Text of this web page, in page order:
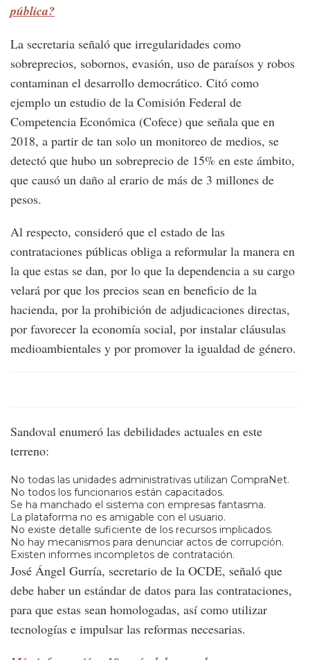
pública?
La secretaria señaló que irregularidades como
sobreprecios, sobornos, evasión, uso de paraísos y robos
contaminan el desarrollo democrático. Citó como
ejemplo un estudio de la Comisión Federal de
Competencia Económica (Cofece) que señala que en
2018, a partir de tan solo un monitoreo de medios, se
detectó que hubo un sobreprecio de 15% en este ámbito,
que causó un daño al erario de más de 3 millones de
pesos.
Al respecto, consideró que el estado de las
contrataciones públicas obliga a reformular la manera en
la que estas se dan, por lo que la dependencia a su cargo
velará por que los precios sean en beneficio de la
hacienda, por la prohibición de adjudicaciones directas,
por favorecer la economía social, por instalar cláusulas
medioambientales y por promover la igualdad de género.
Sandoval enumeró las debilidades actuales en este
terreno:
No todas las unidades administrativas utilizan CompraNet.
No todos los funcionarios están capacitados.
Se ha manchado el sistema con empresas fantasma.
La plataforma no es amigable con el usuario.
No existe detalle suficiente de los recursos implicados.
No hay mecanismos para denunciar actos de corrupción.
Existen informes incompletos de contratación.
José Ángel Gurría, secretario de la OCDE, señaló que
debe haber un estándar de datos para las contrataciones,
para que estas sean homologadas, así como utilizar
tecnologías e impulsar las reformas necesarias.